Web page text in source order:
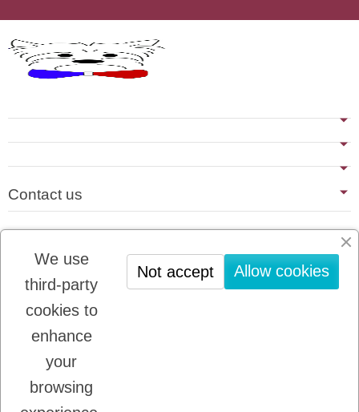
Contact us
No news
Newsletter registration
You may unsubscribe at any moment. For that
purpose, please find our contact info in the legal
notice.
We use
third-party
cookies to
enhance
your
browsing
Allow cookies
Not accept